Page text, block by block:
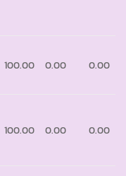
100.00 0.00 0.00
100.00 0.00 0.00